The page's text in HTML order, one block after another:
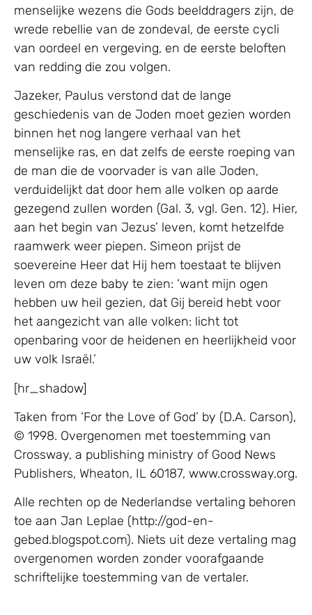
menselijke wezens die Gods beelddragers zijn, de
wrede rebellie van de zondeval, de eerste cycli
van oordeel en vergeving, en de eerste beloften
van redding die zou volgen.
Jazeker, Paulus verstond dat de lange
geschiedenis van de Joden moet gezien worden
binnen het nog langere verhaal van het
menselijke ras, en dat zelfs de eerste roeping van
de man die de voorvader is van alle Joden,
verduidelijkt dat door hem alle volken op aarde
gezegend zullen worden (Gal. 3, vgl. Gen. 12). Hier,
aan het begin van Jezus’ leven, komt hetzelfde
raamwerk weer piepen. Simeon prijst de
soevereine Heer dat Hij hem toestaat te blijven
leven om deze baby te zien: ‘want mijn ogen
hebben uw heil gezien, dat Gij bereid hebt voor
het aangezicht van alle volken: licht tot
openbaring voor de heidenen en heerlijkheid voor
uw volk Israël.’
[hr_shadow]
Taken from ‘For the Love of God’ by (D.A. Carson),
© 1998. Overgenomen met toestemming van
Crossway, a publishing ministry of Good News
Publishers, Wheaton, IL 60187, www.crossway.org.
Alle rechten op de Nederlandse vertaling behoren
toe aan Jan Leplae (http://god-en-
gebed.blogspot.com). Niets uit deze vertaling mag
overgenomen worden zonder voorafgaande
schriftelijke toestemming van de vertaler.